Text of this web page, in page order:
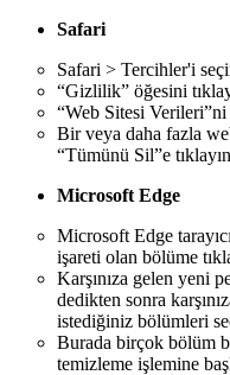
Safari
Safari > Tercihler'i
“Gizlilik” öğesini
“Web Sitesi Verileri”ni
Bir veya daha fazla
“Tümünü Sil”e
Microsoft Edge
Microsoft Edge
işareti olan bölüme
Karşınıza gelen yeni
dedikten sonra
istediğiniz bölümleri
Burada birçok bölüm
temizleme işlemine